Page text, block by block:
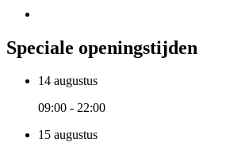
Speciale openingstijden
14 augustus
09:00 - 22:00
15 augustus